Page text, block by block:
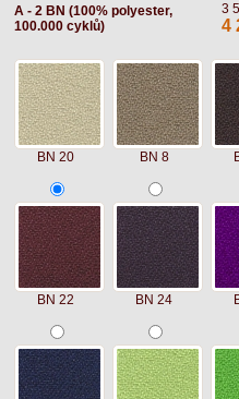
A - 2 BN (100% polyester,
100.000 cyklů)
3
4
BN 20 BN 8
BN 22 BN 24